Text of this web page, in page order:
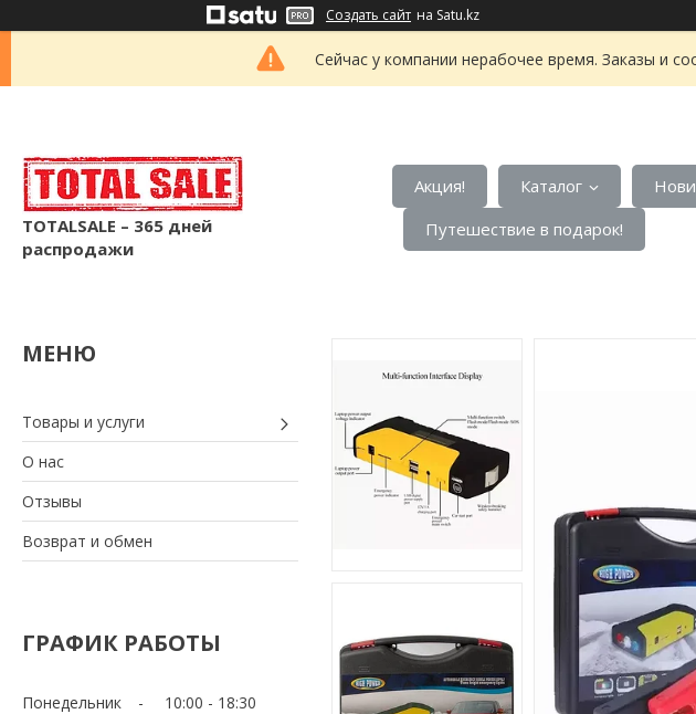
Создать сайт на Satu.kz
Сейчас у компании нерабочее время. Заказы и
TOTALSALE – 365 дней
распродажи
Акция! Каталог
Путешествие в подарок!
Товары и услуги
О нас
Отзывы
Возврат и обмен
ГРАФИК РАБОТЫ
Понедельник 10:00
18:30